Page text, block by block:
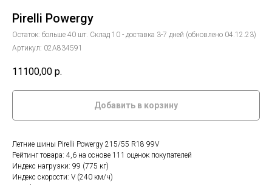
Pirelli Powergy
Остаток: больше 40 шт. Склад 10 - доставка 3-7 дней (обновлено 04.12.23)
Артикул: 02А834591
11100,00 р.
Добавить в корзину
Летние шины Pirelli Powergy 215/55 R18 99V
Рейтинг товара: 4,6 на основе 111 оценок покупателей
Индекс нагрузки: 99 (775 кг)
Индекс скорости: V (240 км/ч)